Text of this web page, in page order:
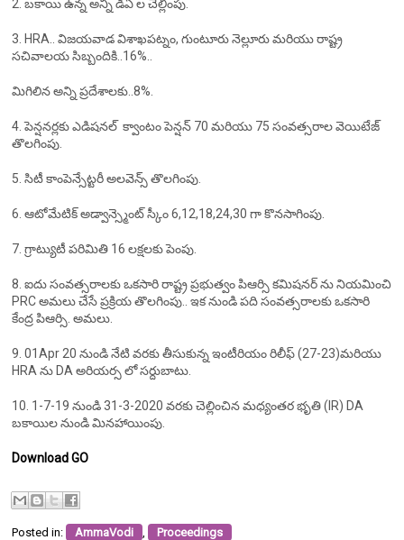
2. బకాయి ఉన్న అన్ని డీఏ ల చెల్లింపు.
3. HRA.. విజయవాడ విశాఖపట్నం, గుంటూరు నెల్లూరు మరియు రాష్ట్ర
సచివాలయ సిబ్బందికి..16%..
మిగిలిన అన్ని ప్రదేశాలకు..8%.
4. పెన్షనర్లకు ఎడిషనల్ క్వాంటం పెన్షన్ 70 మరియు 75 సంవత్సరాల వెయిటేజ్
తొలగింపు.
5. సిటీ కాంపెన్సేట్టరీ అలవెన్స్ తొలగింపు.
6. ఆటోమేటిక్ అడ్వాన్స్మెంట్ స్కీం 6,12,18,24,30 గా కొనసాగింపు.
7. గ్రాట్యుటీ పరిమితి 16 లక్షలకు పెంపు.
8. ఐదు సంవత్సరాలకు ఒకసారి రాష్ట్ర ప్రభుత్వం పిఆర్సి కమిషనర్ ను నియమించి
PRC అమలు చేసే ప్రక్రియ తొలగింపు.. ఇక నుండి పది సంవత్సరాలకు ఒకసారి
కేంద్ర పిఆర్సి. అమలు.
9. 01Apr 20 నుండి నేటి వరకు తీసుకున్న ఇంటీరియం రిలీఫ్ (27-23)మరియు
HRA ను DA అరియర్స లో సర్దుబాటు.
10. 1-7-19 నుండి 31-3-2020 వరకు చెల్లించిన మధ్యంతర భృతి (IR) DA
బకాయిల నుండి మినహాయింపు.
Download GO
Posted in: AmmaVodi Proceedings